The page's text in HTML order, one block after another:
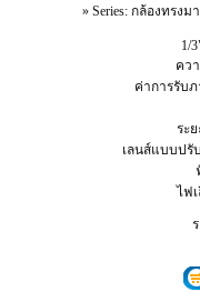
» Series: กล้องทรงม
1/
คว
ค่าการรับภ
ระ
เลนส์แบบปรั
ไฟ